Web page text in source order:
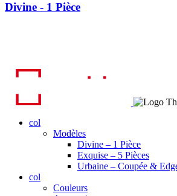
Divine - 1 Pièce
col
Modèles
Divine – 1 Pièce
Exquise – 5 Pièces
Urbaine – Coupée &
col
Couleurs